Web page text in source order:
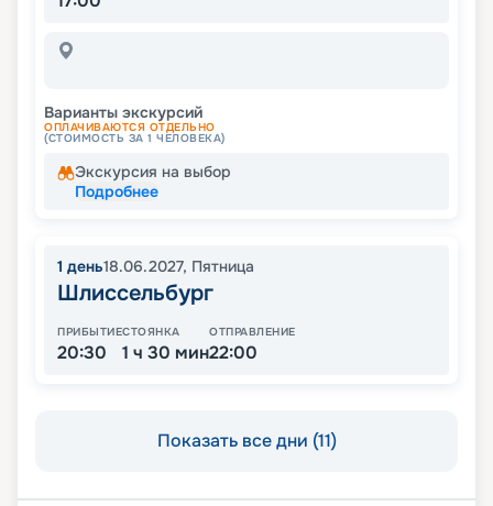
Варианты экскурсий
ОПЛАЧИВАЮТСЯ ОТДЕЛЬНО
(СТОИМОСТЬ ЗА 1 ЧЕЛОВЕКА)
Экскурсия на выбор
Подробнее
1 день18.06.2027, Пятница
Шлиссельбург
ПРИБЫТИЕ
20:30
СТОЯНКА
1 ч 30 мин
ОТПРАВЛЕНИЕ
22:00
Показать все дни (11)